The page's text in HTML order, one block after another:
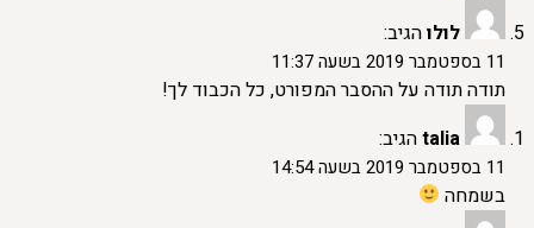
לולוהגיב:
11 בספטמבר 2019 בשעה 11:37
תודה תודה על ההסבר המפורט, כל הכבוד לך!
taliaהגיב:
11 בספטמבר 2019 בשעה 14:54
בשמחה